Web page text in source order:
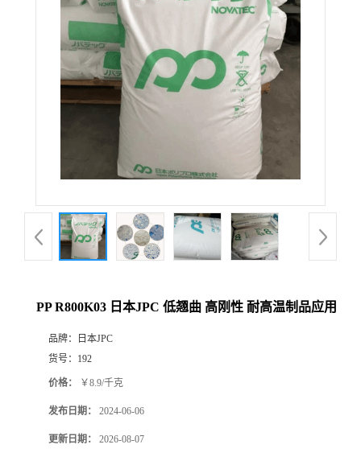
PP R800K03 日本JPC 低翘曲 高刚性 耐高温制品应用
品牌：
日本JPC
货号： 192
价格： ￥8.9/千克
发布日期： 2024-06-06
更新日期： 2026-08-07